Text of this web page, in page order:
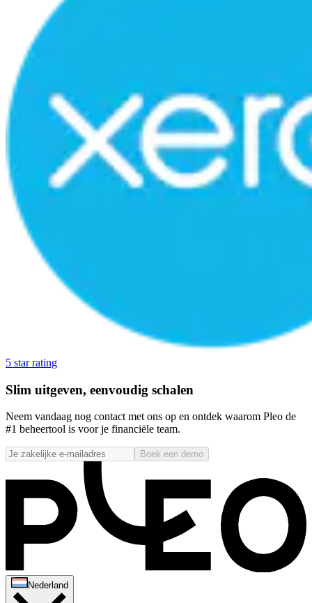
5 star rating
Slim uitgeven, eenvoudig schalen
Neem vandaag nog contact met ons op en ontdek waarom Pleo de
#1 beheertool is voor je financiële team.
Boek een demo
Nederland